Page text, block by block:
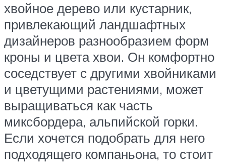
хвойное дерево или кустарник,
привлекающий ландшафтных
дизайнеров разнообразием форм
кроны и цвета хвои. Он комфортно
соседствует с другими хвойниками
и цветущими растениями, может
выращиваться как часть
миксбордера, альпийской горки.
Если хочется подобрать для него
подходящего компаньона, то стоит